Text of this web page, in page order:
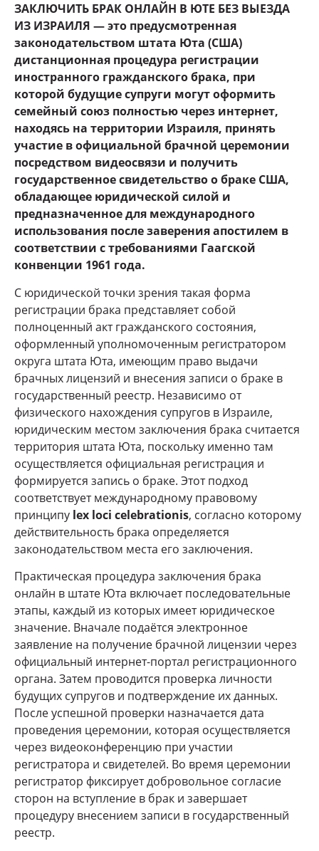
ЗАКЛЮЧИТЬ БРАК ОНЛАЙН В ЮТЕ БЕЗ ВЫЕЗДА
ИЗ ИЗРАИЛЯ — это предусмотренная
законодательством штата Юта (США)
дистанционная процедура регистрации
иностранного гражданского брака, при
которой будущие супруги могут оформить
семейный союз полностью через интернет,
находясь на территории Израиля, принять
участие в официальной брачной церемонии
посредством видеосвязи и получить
государственное свидетельство о браке США,
обладающее юридической силой и
предназначенное для международного
использования после заверения апостилем в
соответствии с требованиями Гаагской
конвенции 1961 года.
С юридической точки зрения такая форма
регистрации брака представляет собой
полноценный акт гражданского состояния,
оформленный уполномоченным регистратором
округа штата Юта, имеющим право выдачи
брачных лицензий и внесения записи о браке в
государственный реестр. Независимо от
физического нахождения супругов в Израиле,
юридическим местом заключения брака считается
территория штата Юта, поскольку именно там
осуществляется официальная регистрация и
формируется запись о браке. Этот подход
соответствует международному правовому
принципу lex loci celebrationis, согласно которому
действительность брака определяется
законодательством места его заключения.
Практическая процедура заключения брака
онлайн в штате Юта включает последовательные
этапы, каждый из которых имеет юридическое
значение. Вначале подаётся электронное
заявление на получение брачной лицензии через
официальный интернет-портал регистрационного
органа. Затем проводится проверка личности
будущих супругов и подтверждение их данных.
После успешной проверки назначается дата
проведения церемонии, которая осуществляется
через видеоконференцию при участии
регистратора и свидетелей. Во время церемонии
регистратор фиксирует добровольное согласие
сторон на вступление в брак и завершает
процедуру внесением записи в государственный
реестр.